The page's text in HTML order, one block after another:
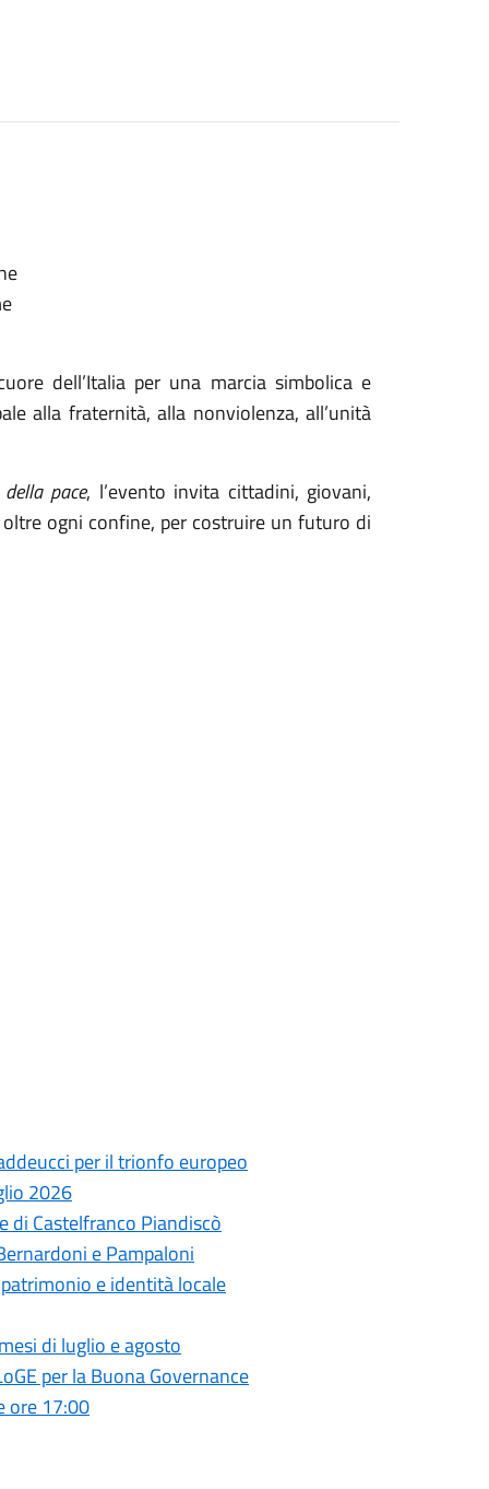
dell’Italia per una marcia simbolica e
alla fraternità, alla nonviolenza, all’unità
pace, l’evento invita cittadini, giovani,
ogni confine, per costruire un futuro di
per il trionfo europeo
2026
di Castelfranco Piandiscò
e Pampaloni
e identità locale
di luglio e agosto
per la Buona Governance
ore 17:00